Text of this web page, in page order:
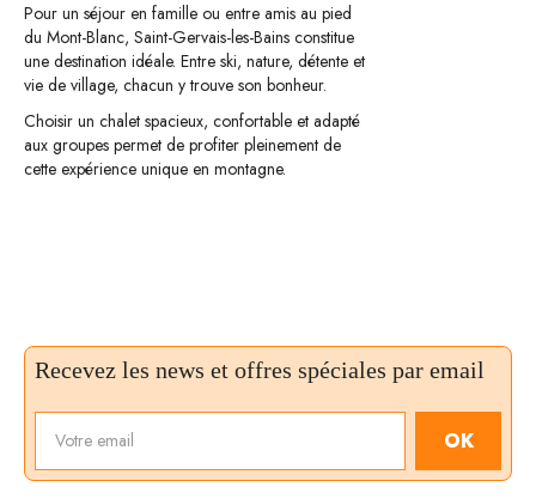
Pour un séjour en famille ou entre amis au pied
du Mont-Blanc, Saint-Gervais-les-Bains constitue
une destination idéale. Entre ski, nature, détente et
vie de village, chacun y trouve son bonheur.
Choisir un chalet spacieux, confortable et adapté
aux groupes permet de profiter pleinement de
cette expérience unique en montagne.
Recevez les news et offres spéciales par email
OK